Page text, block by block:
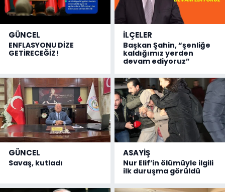
GÜNCEL
ENFLASYONU DİZE
GETİRECEĞİZ!
İLÇELER
Başkan Şahin, “şenliğe
kaldığımız yerden
devam ediyoruz”
GÜNCEL
Savaş, kutladı
ASAYİŞ
Nur Elif’in ölümüyle ilgili
ilk duruşma görüldü